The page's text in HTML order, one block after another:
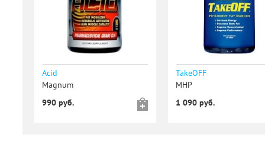
Acid
Magnum
990 руб.
TakeOFF
MHP
1 090 руб.